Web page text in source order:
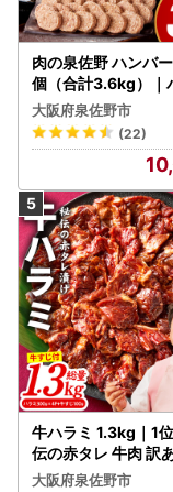
肉の泉佐野 ハンバ
個（合計3.6kg）｜
ーグ 訳あり 黒毛和
わポーク
大阪府泉佐野市
(22)
牛ハラミ 1.3kg｜1
伝の赤タレ 牛肉 訳
肉 BBQ
大阪府泉佐野市